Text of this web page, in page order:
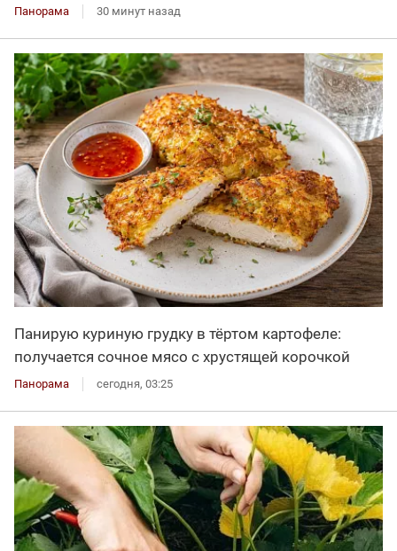
Панорама 30 минут назад
Панирую куриную грудку в тёртом картофеле:
получается сочное мясо с хрустящей корочкой
Панорама сегодня, 03:25